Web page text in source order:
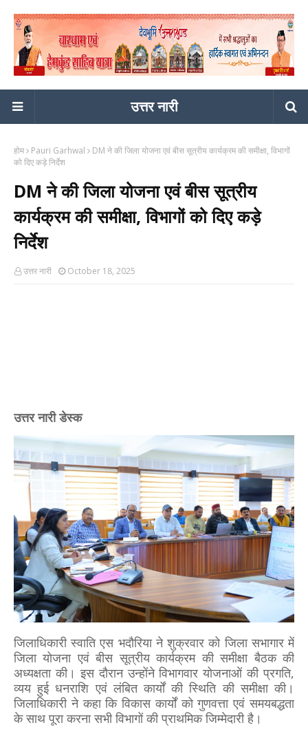
उत्तर नारी
होम Pauri Garhwal
DM ने की जिला योजना एवं बीस सूत्रीय कार्यक्रम की समीक्षा, विभागों
को दिए कड़े निर्देश
DM ने की जिला योजना एवं बीस सूत्रीय
कार्यक्रम की समीक्षा, विभागों को दिए कड़े
निर्देश
उत्तर नारी October 18, 2025
उत्तर नारी डेस्क
जिलाधिकारी स्वाति एस भदौरिया ने शुक्रवार को जिला सभागार में
जिला योजना एवं बीस सूत्रीय कार्यक्रम की समीक्षा बैठक की
अध्यक्षता की। इस दौरान उन्होंने विभागवार योजनाओं की प्रगति,
व्यय हुई धनराशि एवं लंबित कार्यों की स्थिति की समीक्षा की।
जिलाधिकारी ने कहा कि विकास कार्यों को गुणवत्ता एवं समयबद्धता
के साथ पूरा करना सभी विभागों की प्राथमिक जिम्मेदारी है।